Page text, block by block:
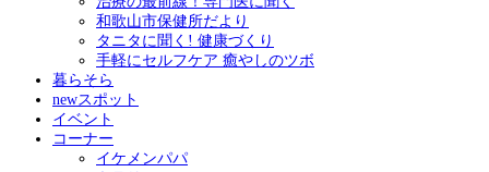
和歌山市保健所だより
タニタに聞く! 健康づくり
手軽にセルフケア 癒やしのツボ
暮らそら
newスポット
イベント
コーナー
イケメンパパ